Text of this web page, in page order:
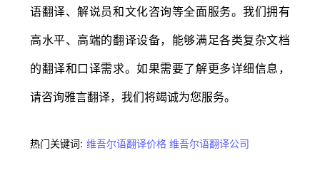
语翻译、解说员和文化咨询等全面服务。我们拥有
高水平、高端的翻译设备，能够满足各类复杂文档
的翻译和口译需求。如果需要了解更多详细信息，
请咨询雅言翻译，我们将竭诚为您服务。
热门关键词: 维吾尔语翻译价格 维吾尔语翻译公司